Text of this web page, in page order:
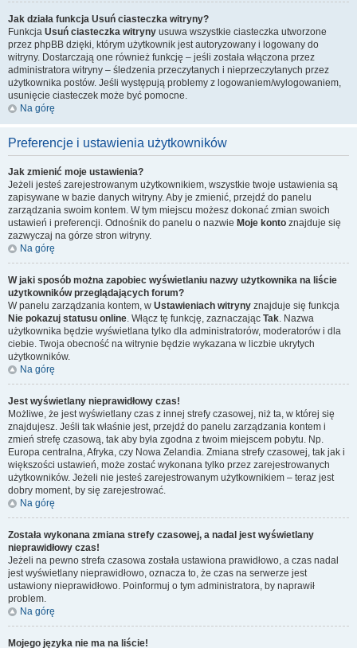
Jak działa funkcja Usuń ciasteczka witryny?
Funkcja Usuń ciasteczka witryny usuwa wszystkie ciasteczka utworzone
przez phpBB dzięki, którym użytkownik jest autoryzowany i logowany do
witryny. Dostarczają one również funkcję – jeśli została włączona przez
administratora witryny – śledzenia przeczytanych i nieprzeczytanych przez
użytkownika postów. Jeśli występują problemy z logowaniem/wylogowaniem,
usunięcie ciasteczek może być pomocne.
Na górę
Preferencje i ustawienia użytkowników
Jak zmienić moje ustawienia?
Jeżeli jesteś zarejestrowanym użytkownikiem, wszystkie twoje ustawienia są
zapisywane w bazie danych witryny. Aby je zmienić, przejdź do panelu
zarządzania swoim kontem. W tym miejscu możesz dokonać zmian swoich
ustawień i preferencji. Odnośnik do panelu o nazwie Moje konto znajduje się
zazwyczaj na górze stron witryny.
Na górę
W jaki sposób można zapobiec wyświetlaniu nazwy użytkownika na liście
użytkowników przeglądających forum?
W panelu zarządzania kontem, w Ustawieniach witryny znajduje się funkcja
Nie pokazuj statusu online. Włącz tę funkcję, zaznaczając Tak. Nazwa
użytkownika będzie wyświetlana tylko dla administratorów, moderatorów i dla
ciebie. Twoja obecność na witrynie będzie wykazana w liczbie ukrytych
użytkowników.
Na górę
Jest wyświetlany nieprawidłowy czas!
Możliwe, że jest wyświetlany czas z innej strefy czasowej, niż ta, w której się
znajdujesz. Jeśli tak właśnie jest, przejdź do panelu zarządzania kontem i
zmień strefę czasową, tak aby była zgodna z twoim miejscem pobytu. Np.
Europa centralna, Afryka, czy Nowa Zelandia. Zmiana strefy czasowej, tak jak i
większości ustawień, może zostać wykonana tylko przez zarejestrowanych
użytkowników. Jeżeli nie jesteś zarejestrowanym użytkownikiem – teraz jest
dobry moment, by się zarejestrować.
Na górę
Została wykonana zmiana strefy czasowej, a nadal jest wyświetlany
nieprawidłowy czas!
Jeżeli na pewno strefa czasowa została ustawiona prawidłowo, a czas nadal
jest wyświetlany nieprawidłowo, oznacza to, że czas na serwerze jest
ustawiony nieprawidłowo. Poinformuj o tym administratora, by naprawił
problem.
Na górę
Mojego języka nie ma na liście!